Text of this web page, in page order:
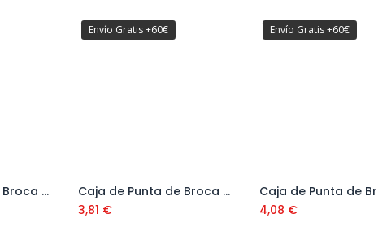
Caja de Punta de Broca Avellanda DIN 7504P 3,9 mm
Envío Gratis +60€
Añadir al carrito
Caja de Punta de Broca Avellanda DIN 7504P 4,2 mm
3,81 €
Envío Gratis +60€
Añadir al carrito
4,08 €